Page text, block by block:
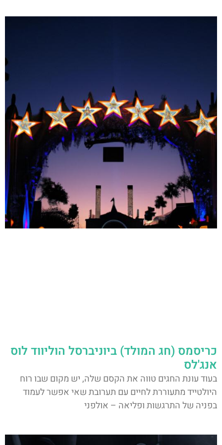
כריסמס (חג המולד) ביוניברסל הוליווד לוס
אנג'לס
בעוד עונת החגים טווה את הקסם שלה, יש מקום שבו רוח
היולטייד מתעוררת לחיים עם תערובת שאי אפשר לעמוד
בפניה של התרגשות ופליאה – אולפני